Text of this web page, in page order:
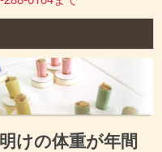
けの体重が年間